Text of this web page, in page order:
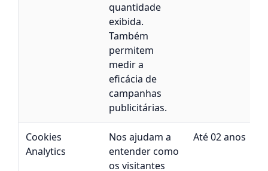
quantidade
exibida.
Também
permitem
medir a
eficácia de
campanhas
publicitárias.
Cookies
Analytics
Nos ajudam a
entender como
os visitantes
Até 02 anos